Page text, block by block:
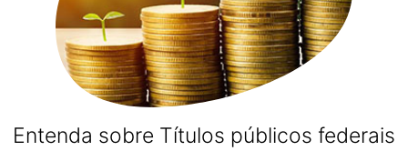
Entenda sobre Títulos públicos federais